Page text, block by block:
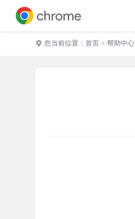
您当前位置： 首页 > 帮助中心